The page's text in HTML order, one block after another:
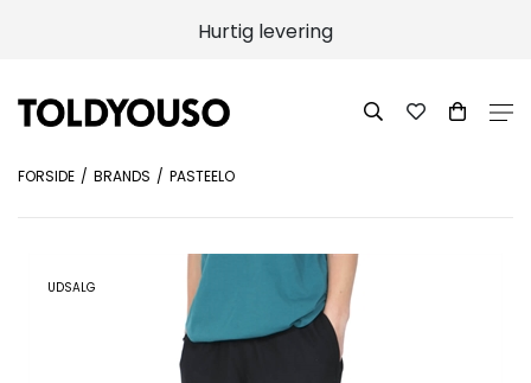
Hurtig levering
FORSIDE BRANDS PASTEELO
UDSALG